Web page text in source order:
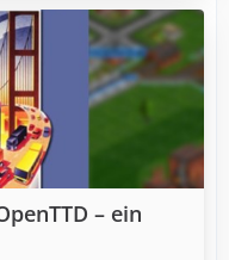
– ein